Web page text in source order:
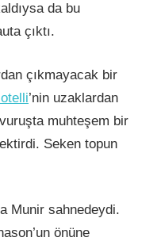
da bu
çıktı.
çıkmayacak bir
’nin uzaklardan
muhteşem bir
Seken topun
Munir sahnedeydi.
önüne